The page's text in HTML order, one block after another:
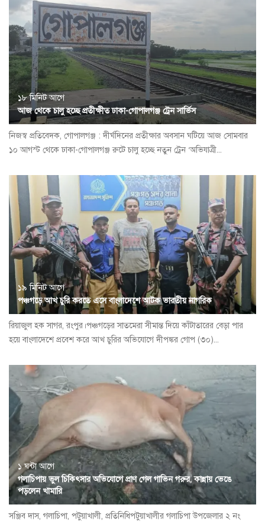
১৮ মিনিট আগে
আজ থেকে চালু হচ্ছে প্রতীক্ষীত ঢাকা-গোপালগঞ্জ ট্রেন সার্ভিস
নিজস্ব প্রতিবেদক, গোপালগঞ্জ : দীর্ঘদিনের প্রতীক্ষার অবসান ঘটিয়ে আজ সোমবার
১০ আগস্ট থেকে ঢাকা-গোপালগঞ্জ রুটে চালু হচ্ছে নতুন ট্রেন ‘অভিযাত্রী...
১৯ মিনিট আগে
পঞ্চগড়ে আখ চুরি করতে এসে বাংলাদেশে আটক ভারতীয় নাগরিক
রিয়াজুল হক সাগর, রংপুর।পঞ্চগড়ের সাতমেরা সীমান্ত দিয়ে কাঁটাতারের বেড়া পার
হয়ে বাংলাদেশে প্রবেশ করে আখ চুরির অভিযোগে দীপঙ্কর গোপ (৩০)...
১ ঘন্টা আগে
গলাচিপায় ভুল চিকিৎসার অভিযোগে প্রাণ গেল গাভিন গরুর, কান্নায় ভেঙে
পড়লেন খামারি
সঞ্জিব দাস, গলাচিপা, পটুয়াখালী, প্রতিনিধিপটুয়াখালীর গলাচিপা উপজেলার ২ নং